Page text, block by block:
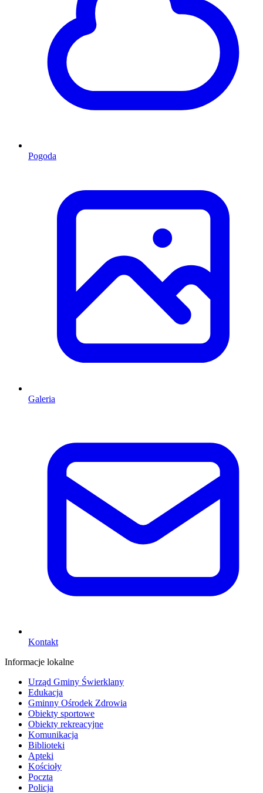
Pogoda
Galeria
Kontakt
Informacje lokalne
Urząd Gminy Świerklany
Edukacja
Gminny Ośrodek Zdrowia
Obiekty sportowe
Obiekty rekreacyjne
Komunikacja
Biblioteki
Apteki
Kościoły
Poczta
Policja